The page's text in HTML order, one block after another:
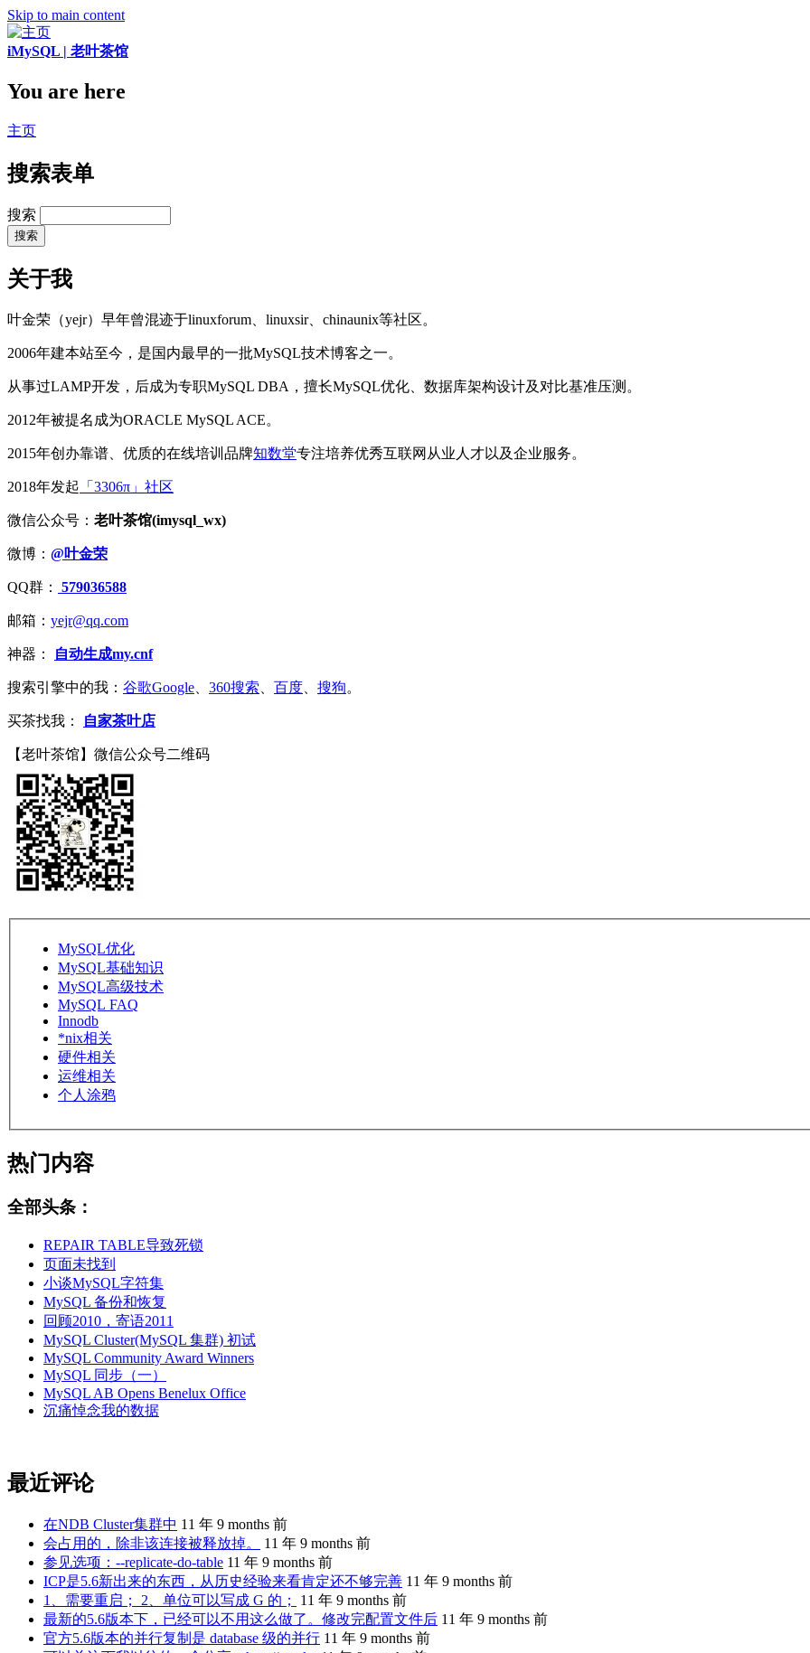
Skip to main content
iMySQL | 老叶茶馆
You are here
主页
搜索表单
搜索
关于我
叶金荣（yejr）早年曾混迹于linuxforum、linuxsir、chinaunix等社区。
2006年建本站至今，是国内最早的一批MySQL技术博客之一。
从事过LAMP开发，后成为专职MySQL DBA，擅长MySQL优化、数据库架构设计及对比基准压测。
2012年被提名成为ORACLE MySQL ACE。
2015年创办靠谱、优质的在线培训品牌知数堂专注培养优秀互联网从业人才以及企业服务。
2018年发起 「3306π」社区
微信公众号： 老叶茶馆(imysql_wx)
微博： @叶金荣
QQ群： 579036588
邮箱： yejr@qq.com
神器： 自动生成my.cnf
搜索引擎中的我： 谷歌Google、 360搜索、 百度、 搜狗。
买茶找我： 自家茶叶店
【老叶茶馆】微信公众号二维码
MySQL优化
MySQL基础知识
MySQL高级技术
MySQL FAQ
Innodb
*nix相关
硬件相关
运维相关
个人涂鸦
热门内容
全部头条：
REPAIR TABLE导致死锁
页面未找到
小谈MySQL字符集
MySQL 备份和恢复
回顾2010，寄语2011
MySQL Cluster(MySQL 集群) 初试
MySQL Community Award Winners
MySQL 同步（一）
MySQL AB Opens Benelux Office
沉痛悼念我的数据
最近评论
在NDB Cluster集群中 11 年 9 months 前
会占用的，除非该连接被释放掉。
11 年 9 months 前
参见选项：--replicate-do-table 11 年 9 months 前
ICP是5.6新出来的东西，从历史经验来看肯定还不够完善 11 年 9 months 前
1、需要重启； 2、单位可以写成 G 的；
11 年 9 months 前
最新的5.6版本下，已经可以不用这么做了。修改完配置文件后 11 年 9 months 前
官方5.6版本的并行复制是 database 级的并行 11 年 9 months 前